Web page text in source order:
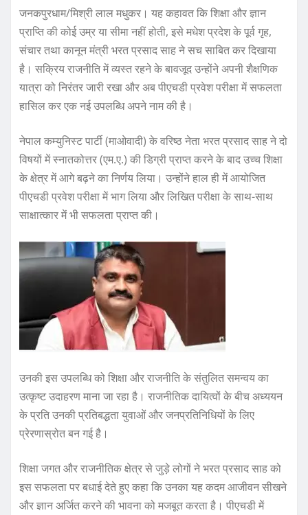
जनकपुरधाम/मिश्री लाल मधुकर। यह कहावत कि शिक्षा और ज्ञान
प्राप्ति की कोई उम्र या सीमा नहीं होती, इसे मधेश प्रदेश के पूर्व गृह,
संचार तथा कानून मंत्री भरत प्रसाद साह ने सच साबित कर दिखाया
है। सक्रिय राजनीति में व्यस्त रहने के बावजूद उन्होंने अपनी शैक्षणिक
यात्रा को निरंतर जारी रखा और अब पीएचडी प्रवेश परीक्षा में सफलता
हासिल कर एक नई उपलब्धि अपने नाम की है।
नेपाल कम्युनिस्ट पार्टी (माओवादी) के वरिष्ठ नेता भरत प्रसाद साह ने दो
विषयों में स्नातकोत्तर (एम.ए.) की डिग्री प्राप्त करने के बाद उच्च शिक्षा
के क्षेत्र में आगे बढ़ने का निर्णय लिया। उन्होंने हाल ही में आयोजित
पीएचडी प्रवेश परीक्षा में भाग लिया और लिखित परीक्षा के साथ-साथ
साक्षात्कार में भी सफलता प्राप्त की।
उनकी इस उपलब्धि को शिक्षा और राजनीति के संतुलित समन्वय का
उत्कृष्ट उदाहरण माना जा रहा है। राजनीतिक दायित्वों के बीच अध्ययन
के प्रति उनकी प्रतिबद्धता युवाओं और जनप्रतिनिधियों के लिए
प्रेरणास्रोत बन गई है।
शिक्षा जगत और राजनीतिक क्षेत्र से जुड़े लोगों ने भरत प्रसाद साह को
इस सफलता पर बधाई देते हुए कहा कि उनका यह कदम आजीवन सीखने
और ज्ञान अर्जित करने की भावना को मजबूत करता है। पीएचडी में